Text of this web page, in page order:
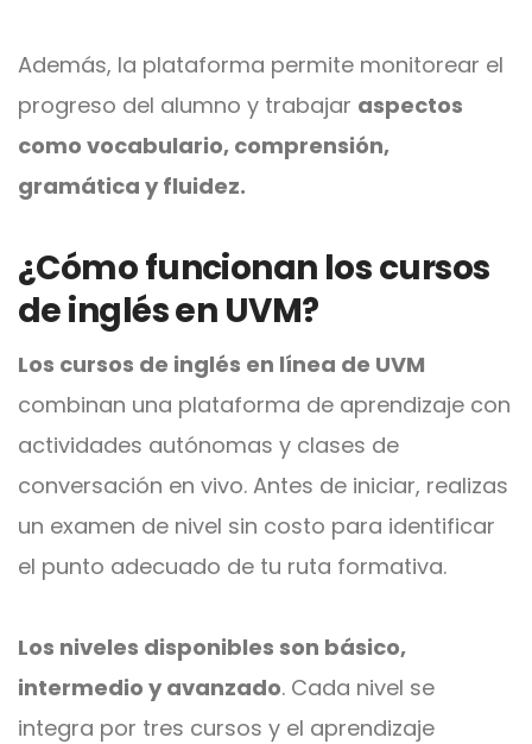
Además, la plataforma permite monitorear el
progreso del alumno y trabajar aspectos
como vocabulario, comprensión,
gramática y fluidez.
¿Cómo funcionan los cursos
de inglés en UVM?
Los cursos de inglés en línea de UVM
combinan una plataforma de aprendizaje con
actividades autónomas y clases de
conversación en vivo. Antes de iniciar, realizas
un examen de nivel sin costo para identificar
el punto adecuado de tu ruta formativa.
Los niveles disponibles son básico,
intermedio y avanzado. Cada nivel se
integra por tres cursos y el aprendizaje